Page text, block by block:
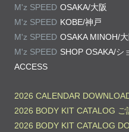
M'z SPEED OSAKA/大阪
M'z SPEED KOBE/神戸
M'z SPEED OSAKA MINOH/
M'z SPEED SHOP OSAKA/シ
ACCESS
2026 CALENDAR
2026 BODY KIT CATALOG ご
2026 BODY KIT CATALOG